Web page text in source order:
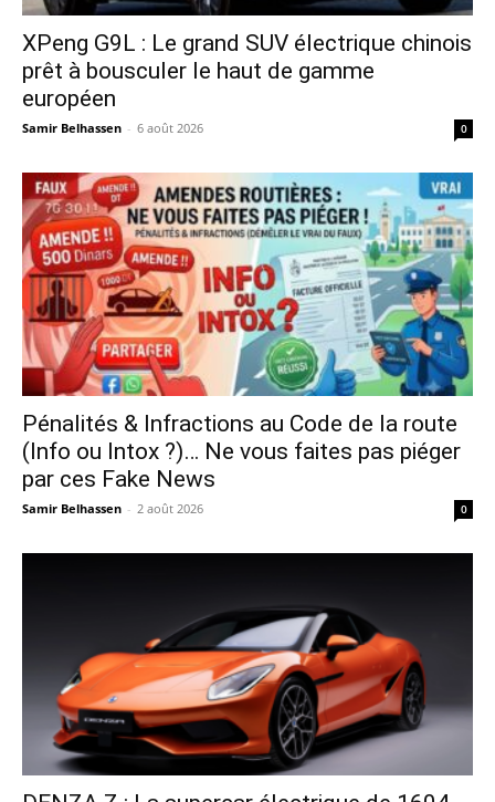
XPeng G9L : Le grand SUV électrique chinois
prêt à bousculer le haut de gamme
européen
Samir Belhassen - 6 août 2026 0
Pénalités & Infractions au Code de la route
(Info ou Intox ?)… Ne vous faites pas piéger
par ces Fake News
Samir Belhassen - 2 août 2026 0